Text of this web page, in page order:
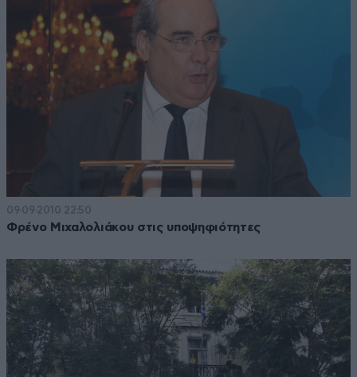
09·09·2010 22:50
Φρένο Μιχαλολιάκου στις υποψηφιότητες